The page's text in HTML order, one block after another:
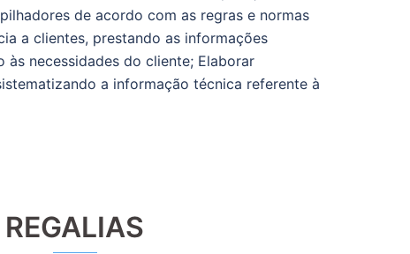
de acordo com as regras e normas
a clientes, prestando as informações
necessidades do cliente; Elaborar
a informação técnica referente à
REGALIAS